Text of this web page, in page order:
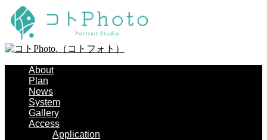
About
Plan
News
System
Gallery
Access
Application